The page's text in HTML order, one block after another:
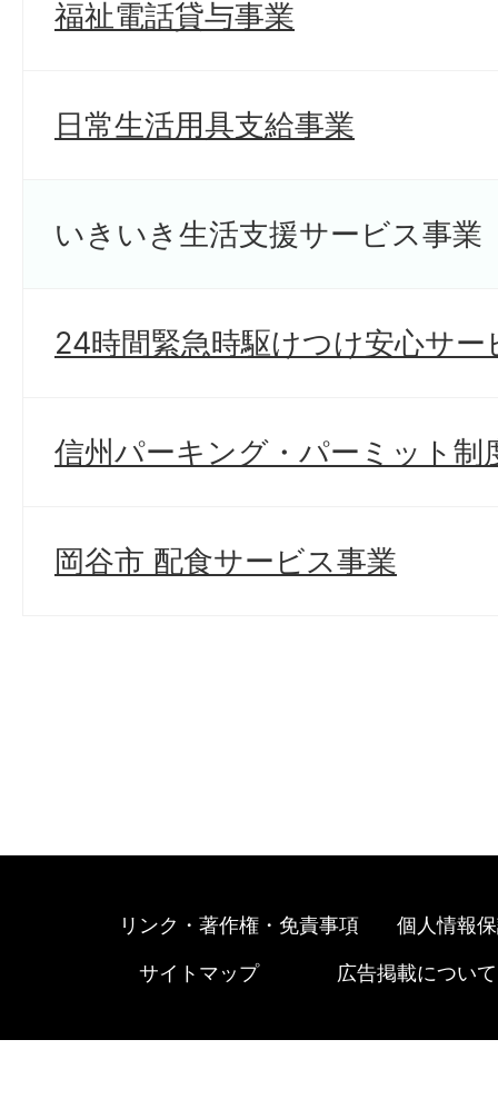
福祉電話貸与事業
日常生活用具支給事業
いきいき生活支援サービス事業
24時間緊急時駆けつけ安心サー
信州パーキング・パーミット制
岡谷市 配食サービス事業
リンク・著作権・免責事項 個人情報
サイトマップ 広告掲載について